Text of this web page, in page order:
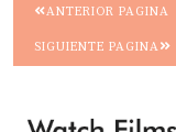
ANTERIOR PAGINA
SIGUIENTE PAGINA